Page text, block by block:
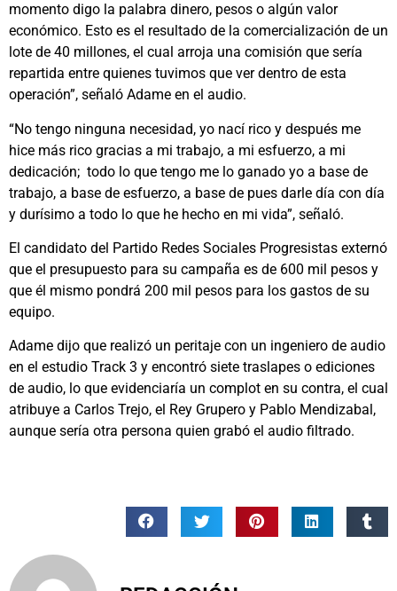
momento digo la palabra dinero, pesos o algún valor
económico. Esto es el resultado de la comercialización de un
lote de 40 millones, el cual arroja una comisión que sería
repartida entre quienes tuvimos que ver dentro de esta
operación”, señaló Adame en el audio.
“No tengo ninguna necesidad, yo nací rico y después me
hice más rico gracias a mi trabajo, a mi esfuerzo, a mi
dedicación; todo lo que tengo me lo ganado yo a base de
trabajo, a base de esfuerzo, a base de pues darle día con día
y durísimo a todo lo que he hecho en mi vida”, señaló.
El candidato del Partido Redes Sociales Progresistas externó
que el presupuesto para su campaña es de 600 mil pesos y
que él mismo pondrá 200 mil pesos para los gastos de su
equipo.
Adame dijo que realizó un peritaje con un ingeniero de audio
en el estudio Track 3 y encontró siete traslapes o ediciones
de audio, lo que evidenciaría un complot en su contra, el cual
atribuye a Carlos Trejo, el Rey Grupero y Pablo Mendizabal,
aunque sería otra persona quien grabó el audio filtrado.